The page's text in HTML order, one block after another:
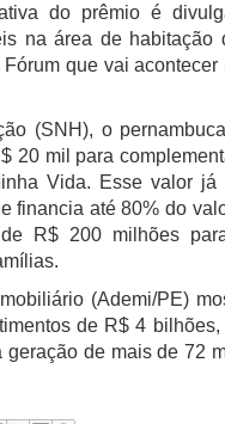
do prêmio é
na área de habitação
que vai acontecer
(SNH), o
20 mil para
Vida. Esse valor já
financia até 80% do
R$ 200 milhões
(Ademi/PE)
de R$ 4
de mais de 72